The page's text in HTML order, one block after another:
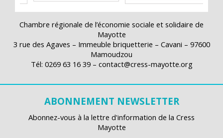
Chambre régionale de l’économie sociale et solidaire de
Mayotte
3 rue des Agaves – Immeuble briquetterie – Cavani – 97600
Mamoudzou
Tél: 0269 63 16 39 – contact@cress-mayotte.org
ABONNEMENT NEWSLETTER
Abonnez-vous à la lettre d'information de la Cress
Mayotte